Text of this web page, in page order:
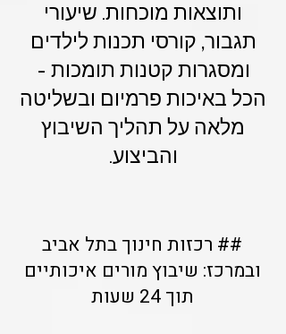
ותוצאות מוכחות. שיעורי
תגבור, קורסי תכנות לילדים
ומסגרות קטנות תומכות -
הכל באיכות פרמיום ובשליטה
מלאה על תהליך השיבוץ
והביצוע.
## רכזות חינוך בתל אביב
ובמרכז: שיבוץ מורים איכותיים
תוך 24 שעות